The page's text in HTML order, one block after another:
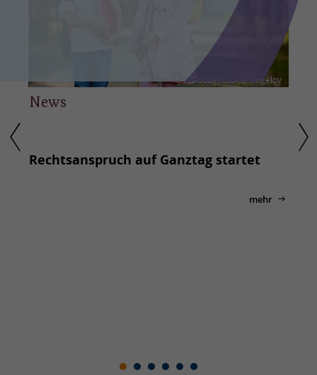
© AdobeStock © Angelov
News
Rechtsanspruch auf Ganztag startet
mehr